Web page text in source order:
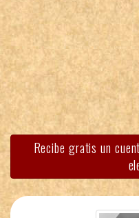
Recibe gratis un